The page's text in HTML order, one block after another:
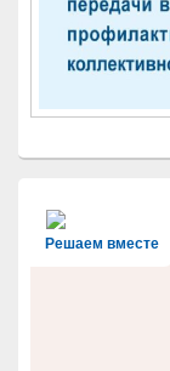
Решаем вместе